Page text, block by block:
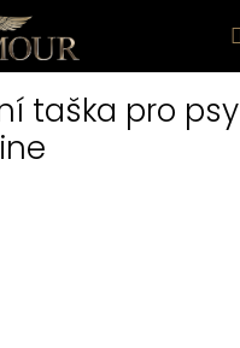
taška pro psy